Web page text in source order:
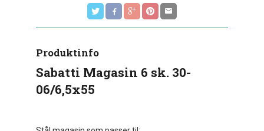
Produktinfo
Sabatti Magasin 6 sk. 30-
06/6,5x55